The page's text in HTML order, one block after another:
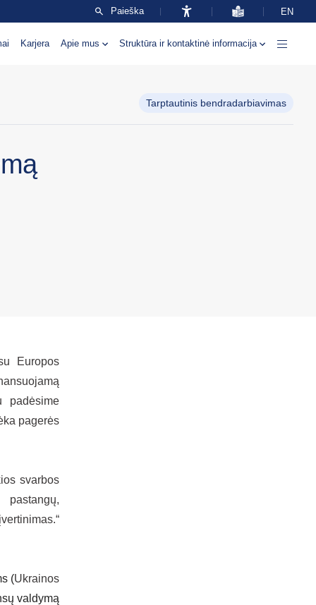
Paieška EN
Karjera Apie mus Struktūra ir kontaktinė informacija
Tarptautinis bendradarbiavimas
Europos
padėsime
pagerės
svarbos
(Ukrainos
valdymą